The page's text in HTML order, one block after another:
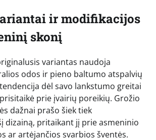
ir modifikacijos
skonį
variantas naudoja
odos ir pieno baltumo atspalvių
dėl savo lankstumo greitai
prie įvairių poreikių. Grožio
dažnai prašo šiek tiek
dizainą, pritaikant jį prie asmeninio
ar artėjančios svarbios šventės.